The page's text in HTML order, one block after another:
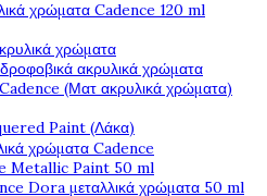
χρώματα Cadence 120 ml
χρώματα
ακρυλικά χρώματα
(Ματ ακρυλικά χρώματα)
Paint (Λάκα)
χρώματα Cadence
Metallic Paint 50 ml
Dora μεταλλικά χρώματα 50 ml